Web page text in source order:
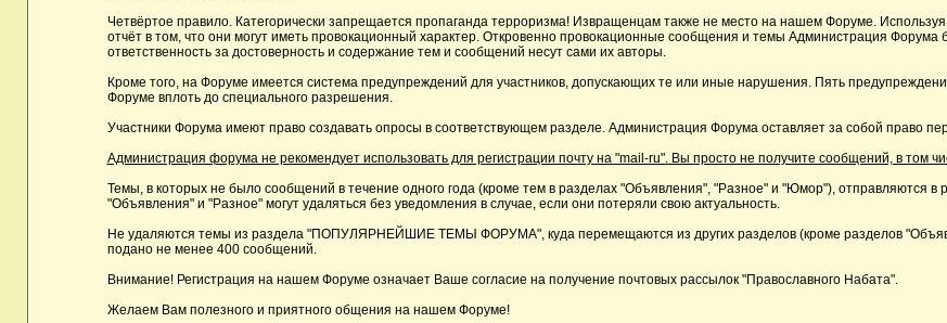
Четвёртое правило. Категорически запрещается пропаганда терроризма! Извращенцам также не место на нашем Форуме.
отчёт в том, что они могут иметь провокационный характер. Откровенно провокационные сообщения и темы Администрация Форума
ответственность за достоверность и содержание тем и сообщений несут сами их авторы.
Кроме того, на Форуме имеется система предупреждений для участников, допускающих те или иные нарушения. Пять
Форуме вплоть до специального разрешения.
Участники Форума имеют право создавать опросы в соответствующем разделе. Администрация Форума оставляет за собой право
Администрация форума не рекомендует использовать для регистрации почту на "mail-ru". Вы просто не получите сообщений, в том
Темы, в которых не было сообщений в течение одного года (кроме тем в разделах "Объявления", "Разное" и "Юмор"), отправляются
"Объявления" и "Разное" могут удаляться без уведомления в случае, если они потеряли свою актуальность.
Не удаляются темы из раздела "ПОПУЛЯРНЕЙШИЕ ТЕМЫ ФОРУМА", куда перемещаются из других разделов (кроме разделов
подано не менее 400 сообщений.
Внимание! Регистрация на нашем Форуме означает Ваше согласие на получение почтовых рассылок "Православного Набата".
Желаем Вам полезного и приятного общения на нашем Форуме!